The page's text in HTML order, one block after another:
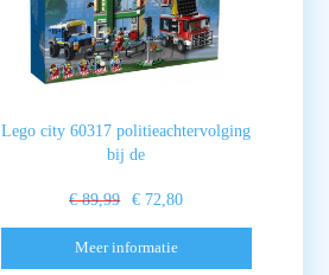
Lego city 60317 politieachtervolging
bij de
€ 89,99 € 72,80
Meer informatie